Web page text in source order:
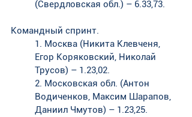
(Свердловская обл.) – 6.33,73.
Командный спринт.
1. Москва (Никита Клевченя,
Егор Коряковский, Николай
Трусов) – 1.23,02.
2. Московская обл. (Антон
Водиченков, Максим Шарапов,
Даниил Чмутов) – 1.23,25.